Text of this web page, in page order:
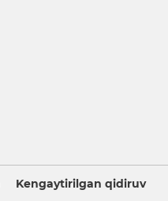
Kengaytirilgan qidiruv